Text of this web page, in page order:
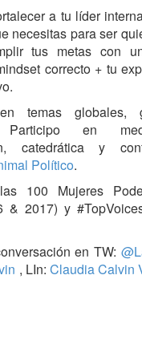
a tu líder
necesitas para ser
tus metas con
correcto + tu
temas globales,
Participo en
catedrática y
Político.
100 Mujeres
& 2017) y
en TW:
, LIn: Claudia Calvin